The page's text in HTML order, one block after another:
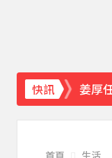
快訊
姜厚
下載
首頁 生活